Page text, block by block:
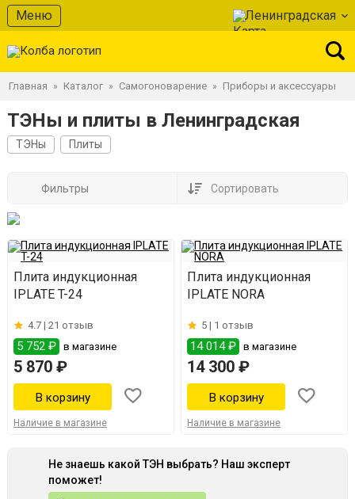
Меню Ленинградская
Главная » Каталог » Самогоноварение » Приборы и аксессуары
ТЭНы и плиты в Ленинградская
ТЭНы Плиты
Фильтры Сортировать
Плита индукционная
IPLATE T-24
4.7 | 21 отзыв
5 752 ₽ в магазине
5 870 ₽
Наличие в магазине
Плита индукционная
IPLATE NORA
5 | 1 отзыв
14 014 ₽ в магазине
14 300 ₽
Наличие в магазине
Не знаешь какой ТЭН выбрать? Наш эксперт
поможет!